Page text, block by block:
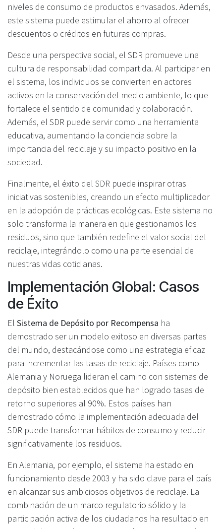
niveles de consumo de productos envasados. Además,
este sistema puede estimular el ahorro al ofrecer
descuentos o créditos en futuras compras.
Desde una perspectiva social, el SDR promueve una
cultura de responsabilidad compartida. Al participar en
el sistema, los individuos se convierten en actores
activos en la conservación del medio ambiente, lo que
fortalece el sentido de comunidad y colaboración.
Además, el SDR puede servir como una herramienta
educativa, aumentando la conciencia sobre la
importancia del reciclaje y su impacto positivo en la
sociedad.
Finalmente, el éxito del SDR puede inspirar otras
iniciativas sostenibles, creando un efecto multiplicador
en la adopción de prácticas ecológicas. Este sistema no
solo transforma la manera en que gestionamos los
residuos, sino que también redefine el valor social del
reciclaje, integrándolo como una parte esencial de
nuestras vidas cotidianas.
Implementación Global: Casos
de Éxito
El Sistema de Depósito por Recompensa ha
demostrado ser un modelo exitoso en diversas partes
del mundo, destacándose como una estrategia eficaz
para incrementar las tasas de reciclaje. Países como
Alemania y Noruega lideran el camino con sistemas de
depósito bien establecidos que han logrado tasas de
retorno superiores al 90%. Estos países han
demostrado cómo la implementación adecuada del
SDR puede transformar hábitos de consumo y reducir
significativamente los residuos.
En Alemania, por ejemplo, el sistema ha estado en
funcionamiento desde 2003 y ha sido clave para el país
en alcanzar sus ambiciosos objetivos de reciclaje. La
combinación de un marco regulatorio sólido y la
participación activa de los ciudadanos ha resultado en